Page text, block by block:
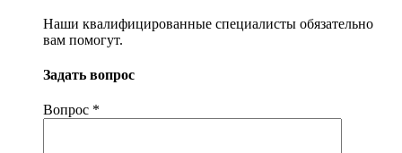
Наши квалифицированные специалисты обязательно
вам помогут.
Задать вопрос
Вопрос *